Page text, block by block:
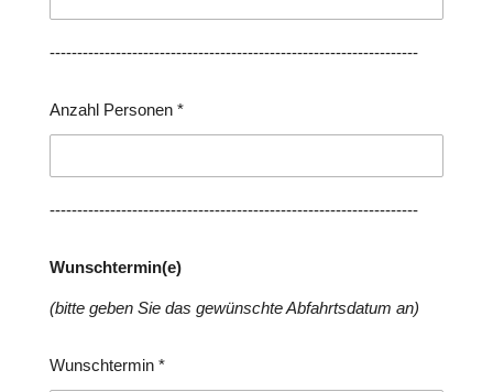
-------------------------------------------------------------------
Anzahl Personen *
-------------------------------------------------------------------
Wunschtermin(e)
(bitte geben Sie das gewünschte Abfahrtsdatum an)
Wunschtermin *